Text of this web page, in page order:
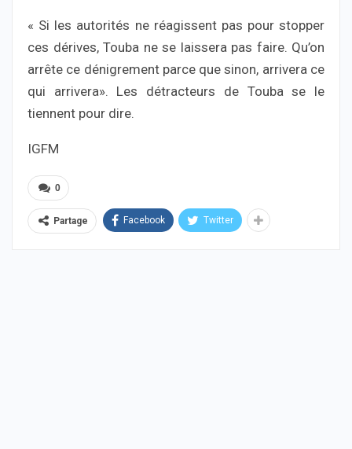
« Si les autorités ne réagissent pas pour stopper
ces dérives, Touba ne se laissera pas faire. Qu’on
arrête ce dénigrement parce que sinon, arrivera ce
qui arrivera». Les détracteurs de Touba se le
tiennent pour dire.
IGFM
0
Partage Facebook Twitter